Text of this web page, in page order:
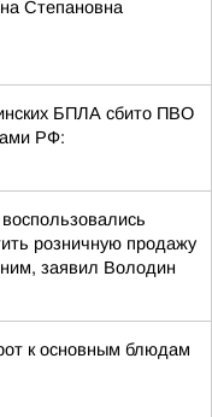
Степановна
БПЛА сбито ПВО
РФ:
розничную продажу
заявил Володин
к основным блюдам